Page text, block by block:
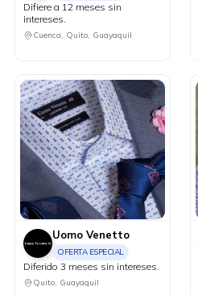
Difiere a 12 meses sin
intereses.
Cuenca, Quito, Guayaquil
Uomo Venetto
OFERTA ESPECIAL
Diferido 3 meses sin intereses.
Quito, Guayaquil